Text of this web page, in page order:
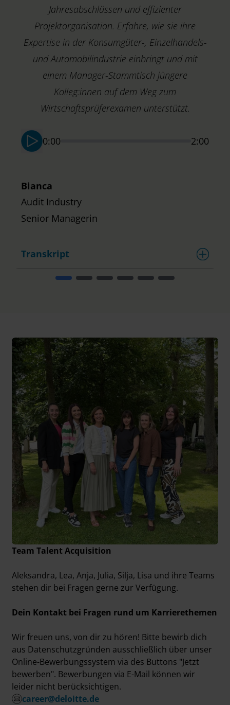
Jahresabschlüssen und effizienter
Projektorganisation. Erfahre, wie sie ihre
Expertise in der Konsumgüter-, Einzelhandels-
und Automobilindustrie einbringt und mit
einem Manager-Stammtisch jüngere
Kolleg:innen auf dem Weg zum
Wirtschaftsprüferexamen unterstützt.
0:00 2:00
Bianca
Audit Industry
Senior Managerin
Transkript
Team Talent Acquisition
Aleksandra, Lea, Anja, Julia, Silja, Lisa und ihre Teams
stehen dir bei Fragen gerne zur Verfügung.
Dein Kontakt bei Fragen rund um Karrierethemen
Wir freuen uns, von dir zu hören! Bitte bewirb dich
aus Datenschutzgründen ausschließlich über unser
Online-Bewerbungssystem via des Buttons "Jetzt
bewerben". Bewerbungen via E-Mail können wir
leider nicht berücksichtigen.
career@deloitte.de